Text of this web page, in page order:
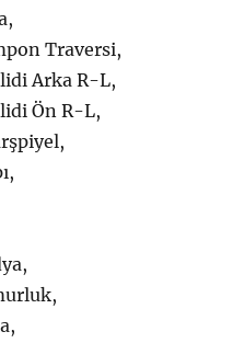
Traversi,
Arka R-L,
Ön R-L,